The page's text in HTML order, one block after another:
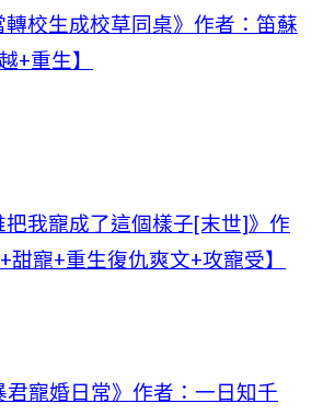
轉校生成校草同桌》作者：笛蘇
+重生】
把我寵成了這個樣子[末世]》作
甜寵+重生復仇爽文+攻寵受】
君寵婚日常》作者：一日知千